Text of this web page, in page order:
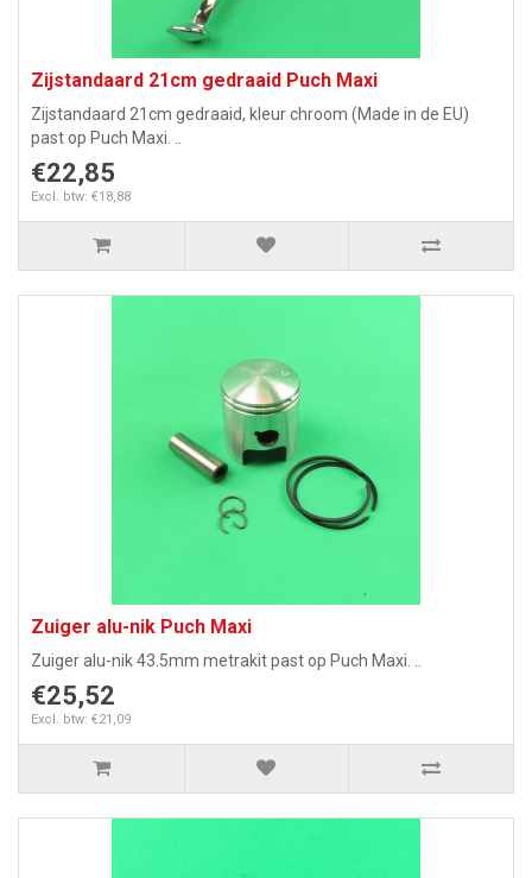
Zijstandaard 21cm gedraaid Puch Maxi
Zijstandaard 21cm gedraaid, kleur chroom (Made in de EU)
past op Puch Maxi. ..
€22,85
Excl. btw: €18,88
Zuiger alu-nik Puch Maxi
Zuiger alu-nik 43.5mm metrakit past op Puch Maxi. ..
€25,52
Excl. btw: €21,09